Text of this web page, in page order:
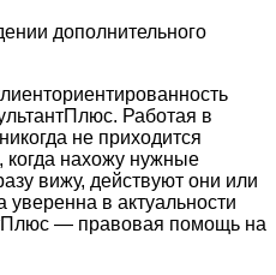
дополнительного
Работая в
не приходится
нахожу нужные
вижу, действуют они или
уверенна в актуальности
— правовая помощь на